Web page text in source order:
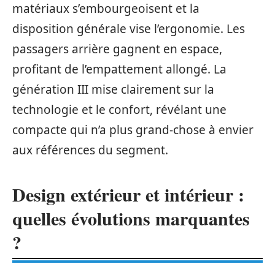
matériaux s’embourgeoisent et la
disposition générale vise l’ergonomie. Les
passagers arrière gagnent en espace,
profitant de l’empattement allongé. La
génération III mise clairement sur la
technologie et le confort, révélant une
compacte qui n’a plus grand-chose à envier
aux références du segment.
Design extérieur et intérieur :
quelles évolutions marquantes
?